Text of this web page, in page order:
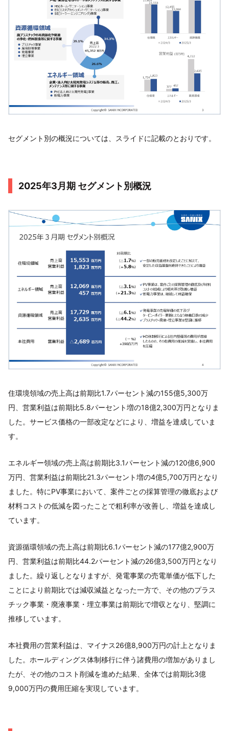
セグメント別の概況については、スライドに記載のとおりです。
2025年3月期 セグメント別概況
住環境領域の売上高は前期比1.7パーセント減の155億5,300万
円、営業利益は前期比5.8パーセント増の18億2,300万円となりま
した。サービス価格の一部改定などにより、増益を達成していま
す。
エネルギー領域の売上高は前期比3.1パーセント減の120億6,900
万円、営業利益は前期比21.3パーセント増の4億5,700万円となり
ました。特にPV事業において、案件ごとの採算管理の徹底および
材料コストの低減を図ったことで粗利率が改善し、増益を達成し
ています。
資源循環領域の売上高は前期比6.1パーセント減の177億2,900万
円、営業利益は前期比44.2パーセント減の26億3,500万円となり
ました。繰り返しとなりますが、発電事業の売電単価が低下した
ことにより前期比では減収減益となった一方で、その他のプラス
チック事業・廃液事業・埋立事業は前期比で増収となり、堅調に
推移しています。
本社費用の営業利益は、マイナス26億8,900万円の計上となりま
した。ホールディングス体制移行に伴う諸費用の増加がありまし
たが、その他のコスト削減を進めた結果、全体では前期比3億
9,000万円の費用圧縮を実現しています。